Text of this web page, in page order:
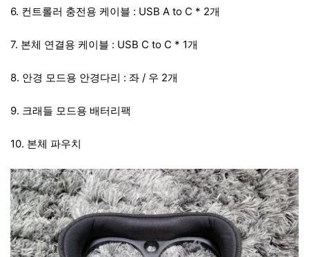
6. 컨트롤러 충전용 케이블 : USB A to C * 2개
7. 본체 연결용 케이블 : USB C to C * 1개
8. 안경 모드용 안경다리 : 좌 / 우 2개
9. 크래들 모드용 배터리팩
10. 본체 파우치